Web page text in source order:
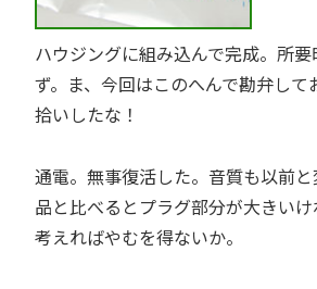
ハウジングに組み込んで完成。所
ず。ま、今回はこのへんで勘弁して
拾いしたな！
通電。無事復活した。音質も以前
品と比べるとプラグ部分が大きい
考えればやむを得ないか。